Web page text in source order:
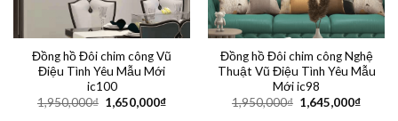
Đồng hồ Đôi chim công Vũ
Điệu Tình Yêu Mẫu Mới
ic100
1,950,000₫ 1,650,000₫
Đồng hồ Đôi chim công Nghệ
Thuật Vũ Điệu Tình Yêu Mẫu
Mới ic98
1,950,000₫ 1,645,000₫